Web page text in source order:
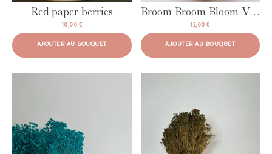
AJOUTER AU BOUQUET AJOUTER AU BOUQUET
Red paper berries
10,00 €
AJOUTER AU BOUQUET
Broom Broom Bloom Violet
12,00 €
AJOUTER AU BOUQUET